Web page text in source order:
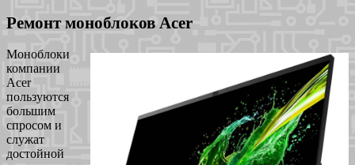
Ремонт моноблоков Acer
Моноблоки
компании
Acer
пользуются
большим
спросом и
служат
достойной